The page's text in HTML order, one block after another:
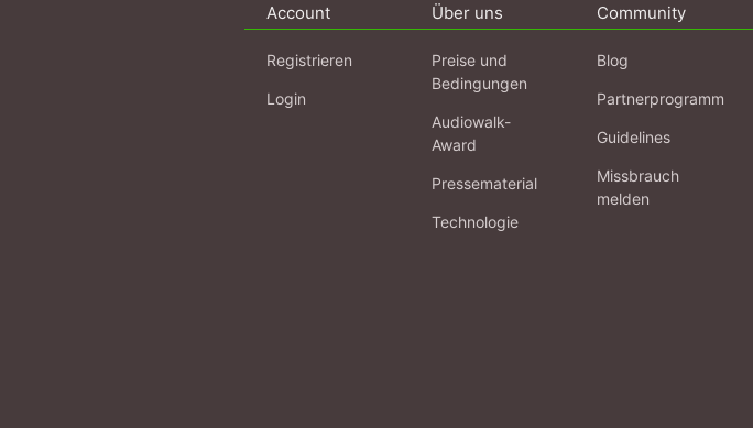
Account
Registrieren
Login
Über uns
Preise und
Bedingungen
Audiowalk-
Award
Pressematerial
Technologie
Community
Blog
Partnerprogramm
Guidelines
Missbrauch
melden